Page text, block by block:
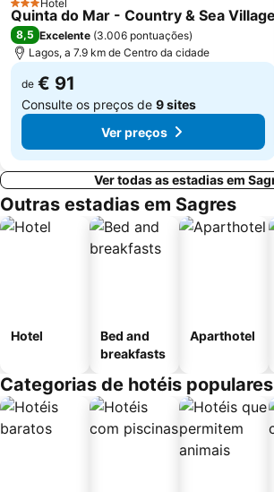
de Amoreira
Afurada
Almádena Beach
Ponta de
3 Estrelas
Hotel
Quinta do Mar - Country & Sea Village
8,5 Excelente (3.006 pontuações)
Lagos, a 7.9 km de Centro da cidade
de € 91
Consulte os preços de 9 sites
Ver preços
Ver todas as estadias em
Outras estadias em Sagres
Hotel
Bed and
breakfasts
Aparthotel
Categorias de hotéis